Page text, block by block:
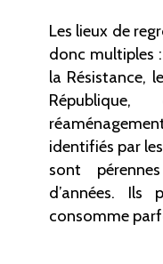
Les lieux de
donc multiples
la Résistance,
identifiés par
sont
d’années.
consomme